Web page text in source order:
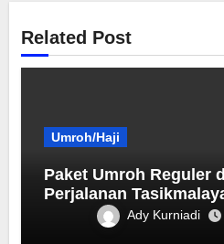
Related Post
Umroh/Haji
Paket Umroh Reguler
Perjalanan
Ady Kurniadi